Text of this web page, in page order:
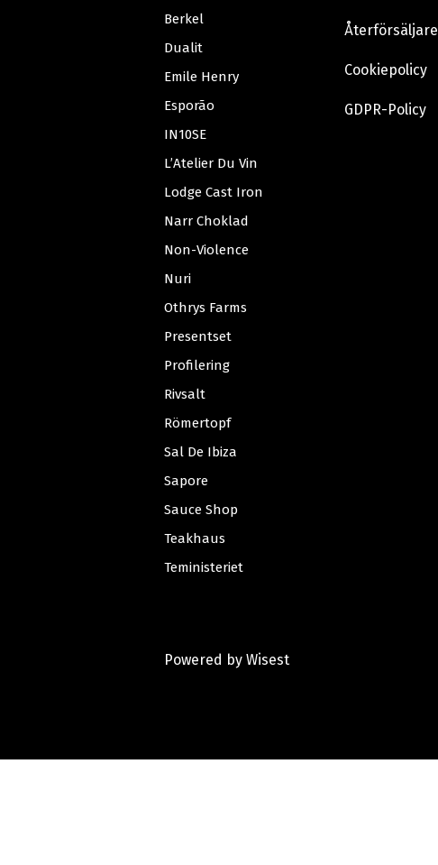
Berkel
Dualit
Emile Henry
Esporão
IN10SE
L’Atelier Du Vin
Lodge Cast Iron
Narr Choklad
Non-Violence
Nuri
Othrys Farms
Presentset
Profilering
Rivsalt
Römertopf
Sal De Ibiza
Sapore
Sauce Shop
Teakhaus
Teministeriet
Återförsäljare
Cookiepolicy
GDPR-Policy
Powered by Wisest